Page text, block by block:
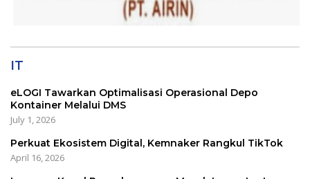
IT
eLOGI Tawarkan Optimalisasi Operasional Depo
Kontainer Melalui DMS
July 1, 2026
Perkuat Ekosistem Digital, Kemnaker Rangkul TikTok
April 16, 2026